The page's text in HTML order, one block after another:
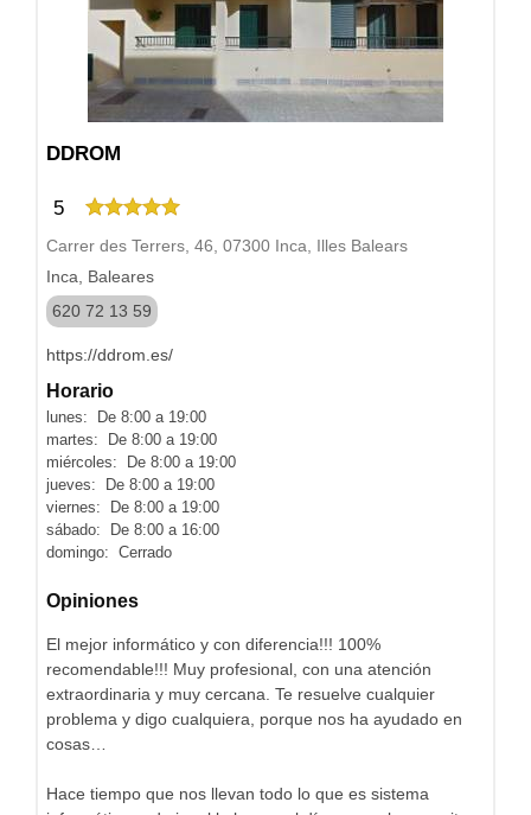
DDROM
5
Carrer des Terrers, 46, 07300 Inca, Illes Balears
Inca, Baleares
620 72 13 59
https://ddrom.es/
Horario
lunes: De 8:00 a 19:00
martes: De 8:00 a 19:00
miércoles: De 8:00 a 19:00
jueves: De 8:00 a 19:00
viernes: De 8:00 a 19:00
sábado: De 8:00 a 16:00
domingo: Cerrado
Opiniones
El mejor informático y con diferencia!!! 100%
recomendable!!! Muy profesional, con una atención
extraordinaria y muy cercana. Te resuelve cualquier
problema y digo cualquiera, porque nos ha ayudado en
cosas…
Hace tiempo que nos llevan todo lo que es sistema